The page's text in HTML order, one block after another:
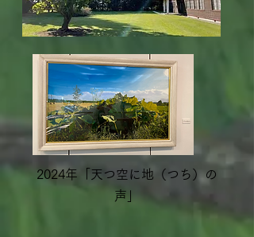
2024年「天つ空に地（つち）の
声」